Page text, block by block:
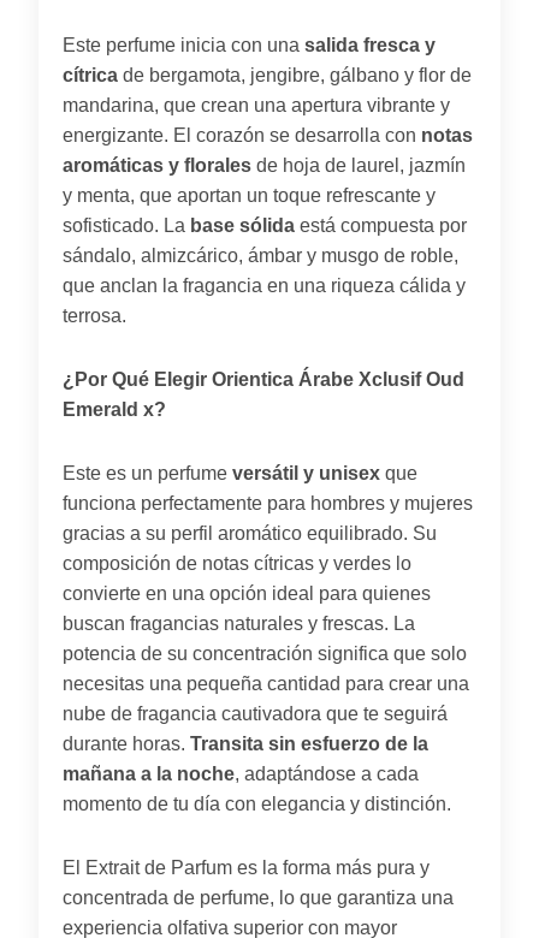
Este perfume inicia con una salida fresca y
cítrica de bergamota, jengibre, gálbano y flor de
mandarina, que crean una apertura vibrante y
energizante. El corazón se desarrolla con notas
aromáticas y florales de hoja de laurel, jazmín
y menta, que aportan un toque refrescante y
sofisticado. La base sólida está compuesta por
sándalo, almizcárico, ámbar y musgo de roble,
que anclan la fragancia en una riqueza cálida y
terrosa.
¿Por Qué Elegir Orientica Árabe Xclusif Oud
Emerald x?
Este es un perfume versátil y unisex que
funciona perfectamente para hombres y mujeres
gracias a su perfil aromático equilibrado. Su
composición de notas cítricas y verdes lo
convierte en una opción ideal para quienes
buscan fragancias naturales y frescas. La
potencia de su concentración significa que solo
necesitas una pequeña cantidad para crear una
nube de fragancia cautivadora que te seguirá
durante horas. Transita sin esfuerzo de la
mañana a la noche, adaptándose a cada
momento de tu día con elegancia y distinción.
El Extrait de Parfum es la forma más pura y
concentrada de perfume, lo que garantiza una
experiencia olfativa superior con mayor